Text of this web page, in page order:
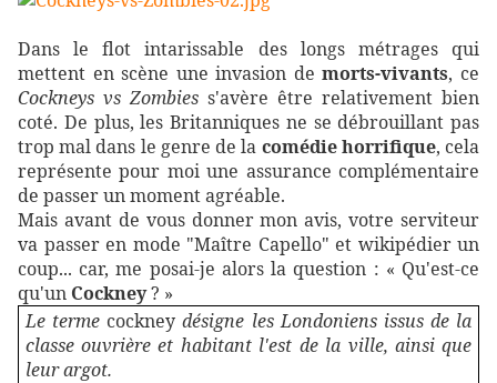
Dans le flot intarissable des longs métrages qui
mettent en scène une invasion demorts-vivants, ce
Cockneys vs Zombies s'avère être relativement bien
coté. De plus, les Britanniques ne se débrouillant pas
trop mal dans le genre de la comédie horrifique, cela
représente pour moi une assurance complémentaire
de passer un moment agréable.
Mais avant de vous donner mon avis, votre serviteur
va passer en mode "Maître Capello" et wikipédier un
coup... car, me posai-je alors la question : « Qu'est-ce
qu'un Cockney? »
Le terme cockneydésigne les Londoniens issus de la
classe ouvrière et habitant l'est de la ville, ainsi que
leur argot.